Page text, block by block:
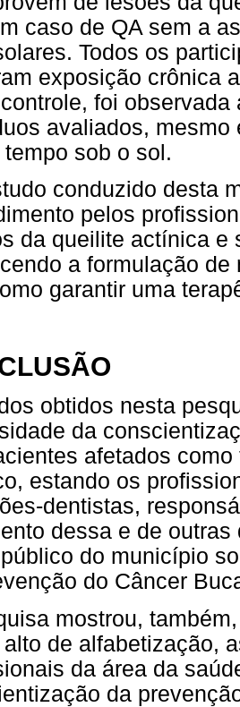
caso de QA sem a
Todos os
exposição crônica
foi
avaliados, mesmo
sob o sol.
conduzido desta
pelos
da queilite actínica e
a formulação
garantir uma
obtidos nesta
da
afetados
estando os
dentistas,
dessa e de
do município
do Câncer
mostrou,
de alfabetização,
da área da
da